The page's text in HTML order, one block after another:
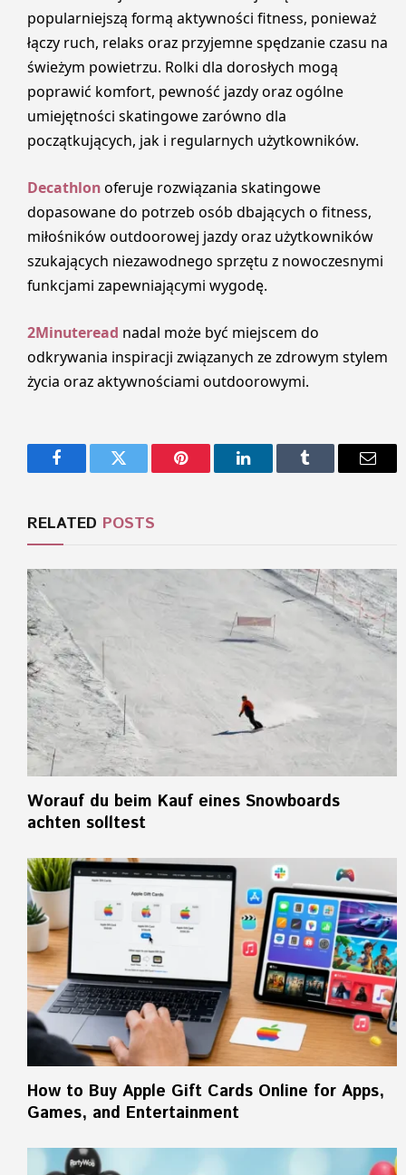
popularniejszą formą aktywności fitness, ponieważ
łączy ruch, relaks oraz przyjemne spędzanie czasu na
świeżym powietrzu. Rolki dla dorosłych mogą
poprawić komfort, pewność jazdy oraz ogólne
umiejętności skatingowe zarówno dla
początkujących, jak i regularnych użytkowników.
Decathlonoferuje rozwiązania skatingowe
dopasowane do potrzeb osób dbających o fitness,
miłośników outdoorowej jazdy oraz użytkowników
szukających niezawodnego sprzętu z nowoczesnymi
funkcjami zapewniającymi wygodę.
2Minuteread nadal może być miejscem do
odkrywania inspiracji związanych ze zdrowym stylem
życia oraz aktywnościami outdoorowymi.
FacebookTwitter Pinterest LinkedInTumblr Email
RELATED POSTS
Worauf du beim Kauf eines Snowboards
achten solltest
How to Buy Apple Gift Cards Online for Apps,
Games, and Entertainment